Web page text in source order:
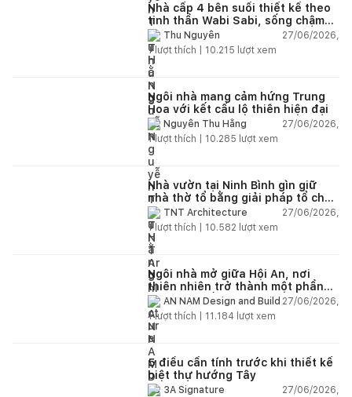
Nhà cấp 4 bên suối thiết kế theo
tinh thần Wabi Sabi, sống chậm
giữa thiên nhiên
Thu Nguyễn
27/06/2026,
1lượt thích | 10.215 lượt xem
Ngôi nhà mang cảm hứng Trung
Hoa với kết cấu lộ thiên hiện đại
Nguyễn Thu Hằng
27/06/2026,
1lượt thích | 10.285 lượt xem
Nhà vườn tại Ninh Bình gìn giữ
nhà thờ tổ bằng giải pháp tổ chức
lại không gian
TNT Architecture
27/06/2026,
1lượt thích | 10.582 lượt xem
Ngôi nhà mở giữa Hội An, nơi
thiên nhiên trở thành một phần
của cuộc sống
AN NAM Design and Build 27/06/2026,
1lượt thích | 11.184 lượt xem
5 điều cần tính trước khi thiết kế
biệt thự hướng Tây
3A Signature
27/06/2026,